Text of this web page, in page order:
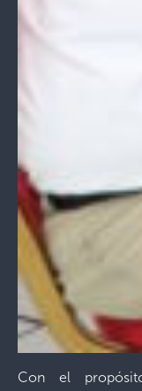
Con el